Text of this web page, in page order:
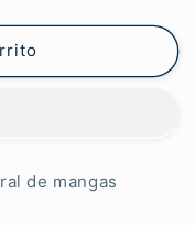
de mangas